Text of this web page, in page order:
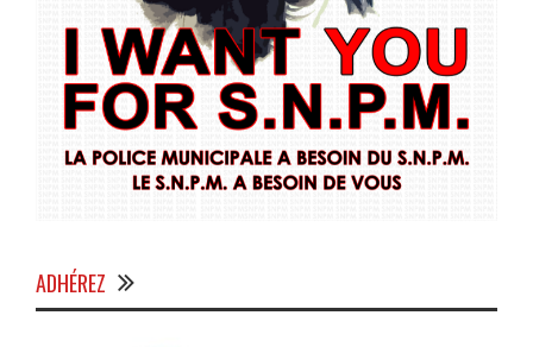
ADHÉREZ